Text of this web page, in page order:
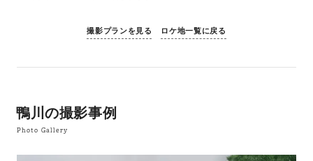
撮影プランを見る ロケ地一覧に戻る
鴨川の撮影事例
Photo Gallery